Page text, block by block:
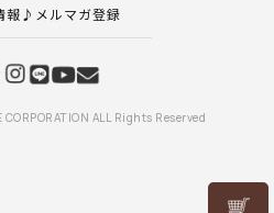
報♪メルマガ登録
CORPORATION ALL Rights Reserved